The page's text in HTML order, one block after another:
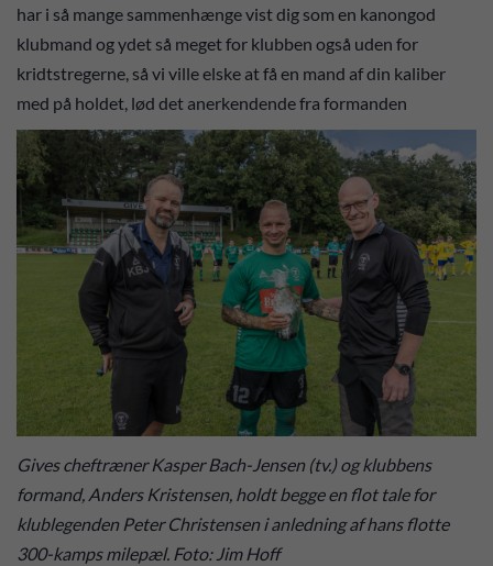
har i så mange sammenhænge vist dig som en kanongod
klubmand og ydet så meget for klubben også uden for
kridtstregerne, så vi ville elske at få en mand af din kaliber
med på holdet, lød det anerkendende fra formanden
Gives cheftræner Kasper Bach-Jensen (tv.) og klubbens
formand, Anders Kristensen, holdt begge en flot tale for
klublegenden Peter Christensen i anledning af hans flotte
300-kamps milepæl. Foto: Jim Hoff